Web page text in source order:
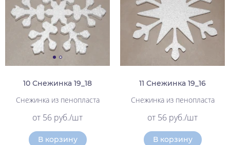
10 Снежинка 19_18
Снежинка из пенопласта
от 56 руб./шт
В корзину
11 Снежинка 19_16
Снежинка из пенопласта
от 56 руб./шт
В корзину